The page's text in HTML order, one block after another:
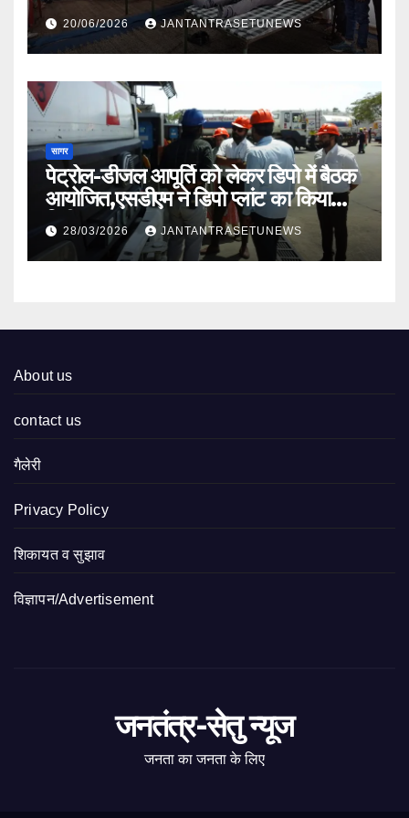
20/06/2026 JANTANTRASETUNEWS
सागर
पेट्रोल-डीजल आपूर्ति को लेकर डिपो में बैठक
आयोजित,एसडीएम ने डिपो प्लांट का किया
निरीक्षण
28/03/2026 JANTANTRASETUNEWS
About us
contact us
गैलेरी
Privacy Policy
शिकायत व सुझाव
विज्ञापन/Advertisement
जनतंत्र-सेतु न्यूज
जनता का जनता के लिए